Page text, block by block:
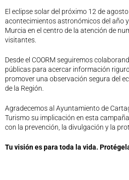
El eclipse solar del próximo 12 de
acontecimientos astronómicos del año
Murcia en el centro de la atención de
visitantes.
Desde el COORM seguiremos
públicas para acercar información
promover una observación segura del
de la Región.
Agradecemos al Ayuntamiento de
Turismo su implicación en esta
con la prevención, la divulgación y la
Tu visión es para toda la vida.